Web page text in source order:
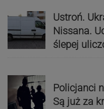
Ustroń.
Nissana.
ślepej
Policjanci
Są już za